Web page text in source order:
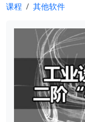
课程 其他软件